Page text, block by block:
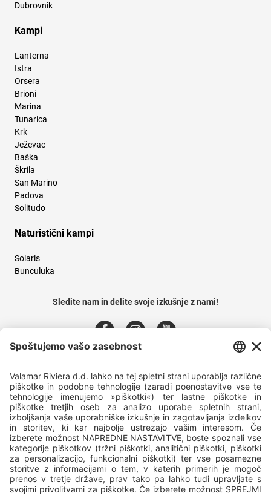
Dubrovnik
Kampi
Lanterna
Istra
Orsera
Brioni
Marina
Tunarica
Krk
Ježevac
Baška
Škrila
San Marino
Padova
Solitudo
Naturistični kampi
Solaris
Bunculuka
Sledite nam in delite svoje izkušnje z nami!